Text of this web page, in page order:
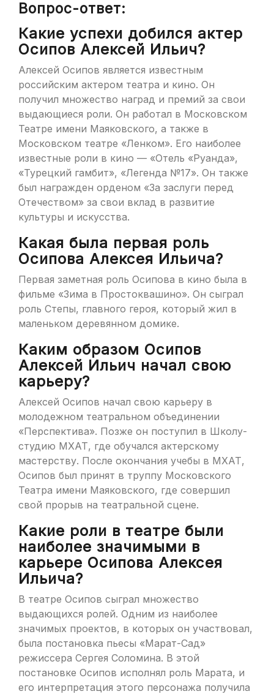
Вопрос-ответ:
Какие успехи добился актер
Осипов Алексей Ильич?
Алексей Осипов является известным
российским актером театра и кино. Он
получил множество наград и премий за свои
выдающиеся роли. Он работал в Московском
Театре имени Маяковского, а также в
Московском театре «Ленком». Его наиболее
известные роли в кино — «Отель «Руанда»,
«Турецкий гамбит», «Легенда №17». Он также
был награжден орденом «За заслуги перед
Отечеством» за свои вклад в развитие
культуры и искусства.
Какая была первая роль
Осипова Алексея Ильича?
Первая заметная роль Осипова в кино была в
фильме «Зима в Простоквашино». Он сыграл
роль Степы, главного героя, который жил в
маленьком деревянном домике.
Каким образом Осипов
Алексей Ильич начал свою
карьеру?
Алексей Осипов начал свою карьеру в
молодежном театральном объединении
«Перспектива». Позже он поступил в Школу-
студию МХАТ, где обучался актерскому
мастерству. После окончания учебы в МХАТ,
Осипов был принят в труппу Московского
Театра имени Маяковского, где совершил
свой прорыв на театральной сцене.
Какие роли в театре были
наиболее значимыми в
карьере Осипова Алексея
Ильича?
В театре Осипов сыграл множество
выдающихся ролей. Одним из наиболее
значимых проектов, в которых он участвовал,
была постановка пьесы «Марат-Сад»
режиссера Сергея Соломина. В этой
постановке Осипов исполнял роль Марата, и
его интерпретация этого персонажа получила